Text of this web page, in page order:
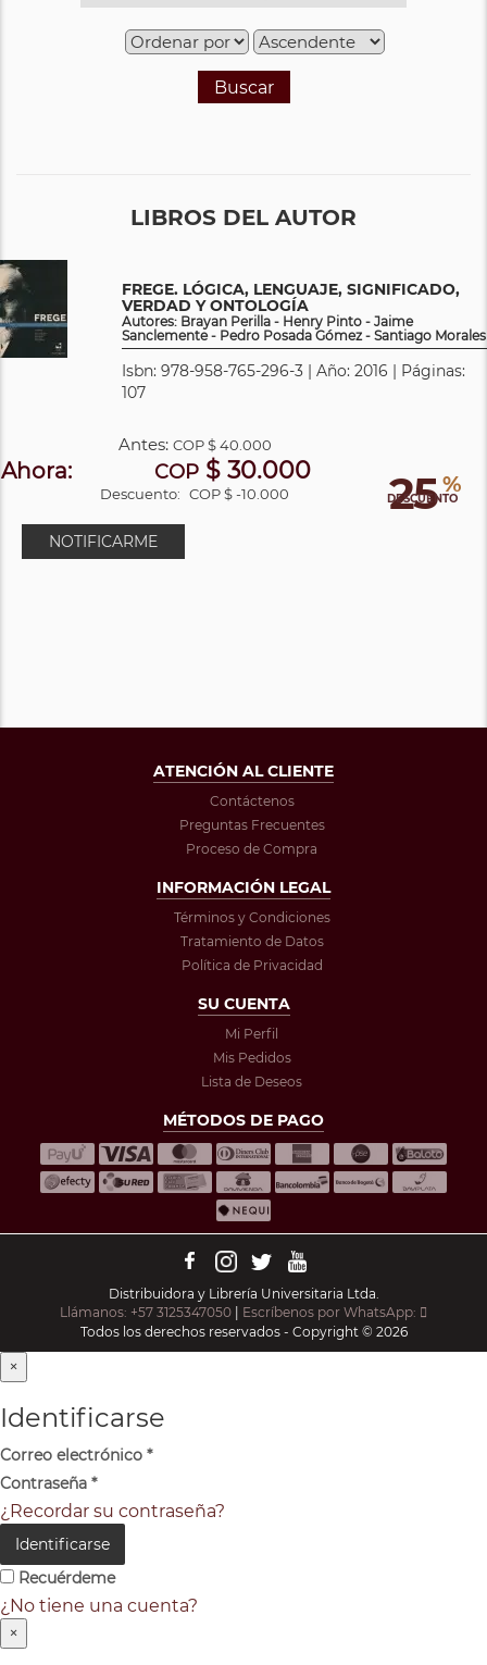
Buscar
LIBROS DEL AUTOR
FREGE. LÓGICA, LENGUAJE, SIGNIFICADO,
VERDAD Y ONTOLOGÍA
Autores: Brayan Perilla - Henry Pinto - Jaime
Sanclemente - Pedro Posada Gómez - Santiago Morales
Isbn: 978-958-765-296-3 | Año: 2016 | Páginas:
107
25 %
DESCUENTO
Antes: COP$ 40.000
Ahora: COP $ 30.000
Descuento: COP $ -10.000
NOTIFICARME
ATENCIÓN AL CLIENTE
Contáctenos
Preguntas Frecuentes
Proceso de Compra
INFORMACIÓN LEGAL
Términos y Condiciones
Tratamiento de Datos
Política de Privacidad
SU CUENTA
Mi Perfil
Mis Pedidos
Lista de Deseos
MÉTODOS DE PAGO
Distribuidora y Librería Universitaria Ltda.
Llámanos: +57 3125347050 | Escríbenos por WhatsApp:
Todos los derechos reservados - Copyright © 2026
×
Identificarse
Correo electrónico *
Contraseña *
¿Recordar su contraseña?
Identificarse
Recuérdeme
¿No tiene una cuenta?
×